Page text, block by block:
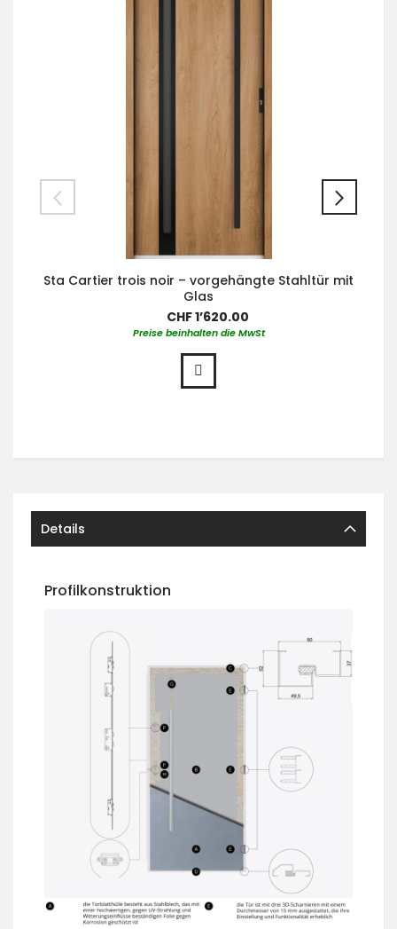
Sta Cartier trois noir – vorgehängte Stahltür mit
Glas
CHF 1’620.00
Preise beinhalten die MwSt
Details